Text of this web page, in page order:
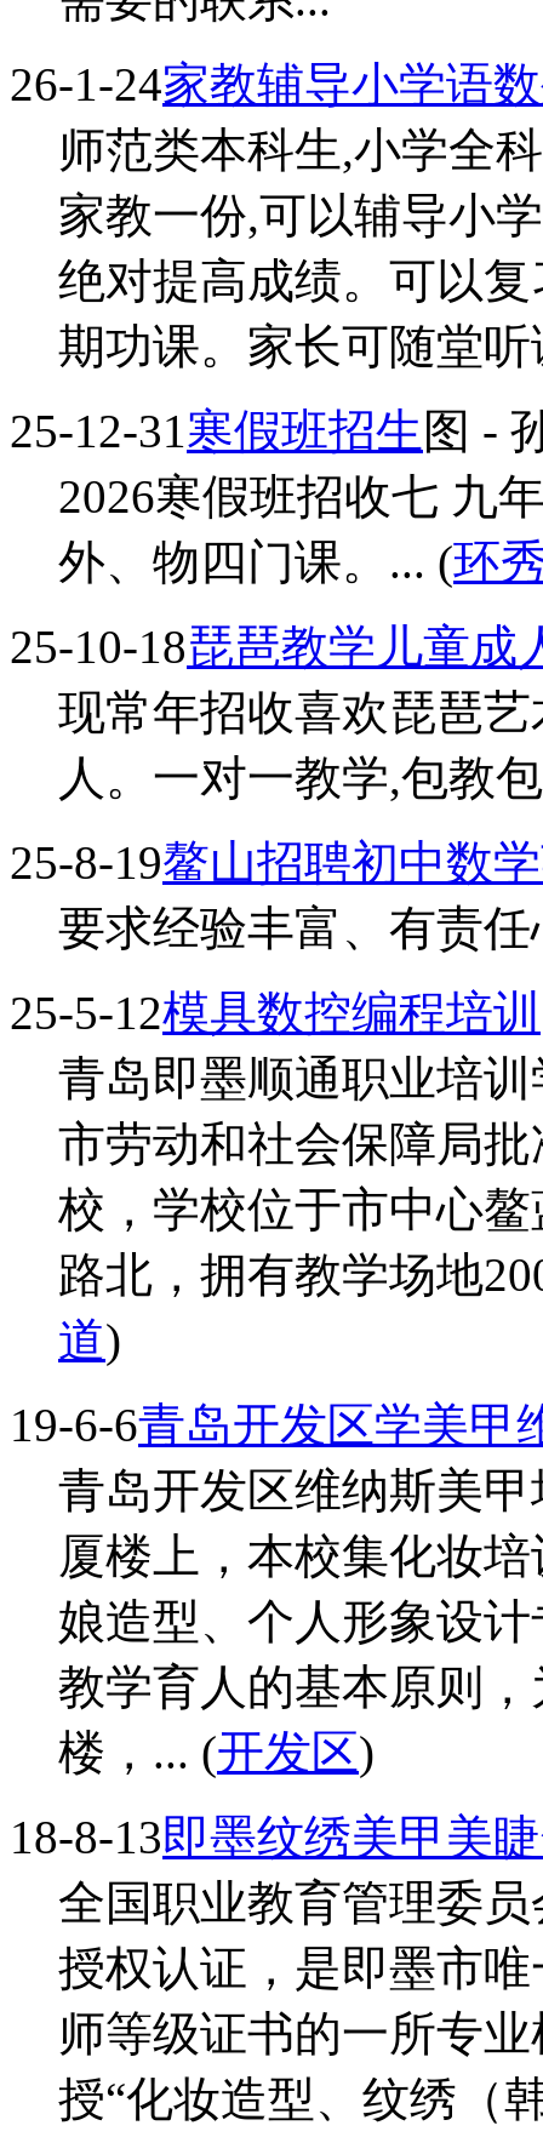
26-1-24家教辅导小学语
师范类本科生,小学全
家教一份,可以辅导小
绝对提高成绩。可以
期功课。家长可随堂
25-12-31寒假班招生 图 -
2026寒假班招收七 九
外、物四门课。... (环
25-10-18琵琶教学儿童成
现常年招收喜欢琵琶
人。一对一教学,包教
25-8-19鳌山招聘初中数
要求经验丰富、有责任
25-5-12模具数控编程培训
青岛即墨顺通职业培
市劳动和社会保障局
校，学校位于市中心
路北，拥有教学场地
道)
19-6-6青岛开发区学美甲
青岛开发区维纳斯美
厦楼上，本校集化妆
娘造型、个人形象设
教学育人的基本原则
楼，... (开发区)
18-8-13即墨纹绣美甲美
全国职业教育管理委
授权认证，是即墨市
师等级证书的一所专
授“化妆造型、纹绣（